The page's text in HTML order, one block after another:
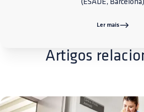
(ESADE, Barcelona)
Ler mais
Artigos